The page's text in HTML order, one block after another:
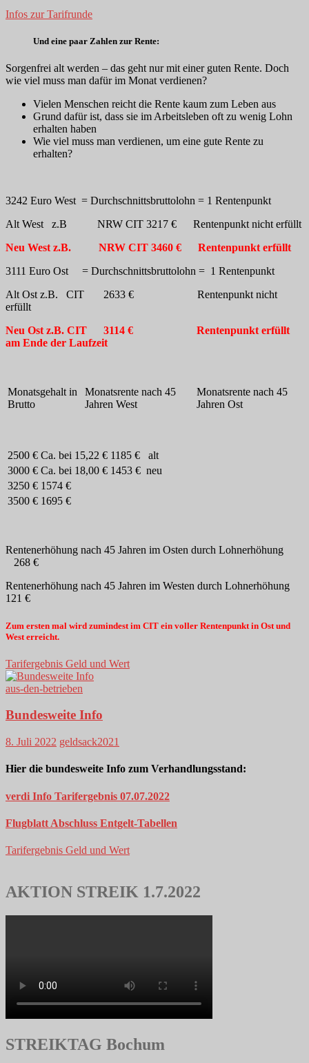
Infos zur Tarifrunde
Und eine paar Zahlen zur Rente:
Sorgenfrei alt werden – das geht nur mit einer guten Rente. Doch
wie viel muss man dafür im Monat verdienen?
Vielen Menschen reicht die Rente kaum zum Leben aus
Grund dafür ist, dass sie im Arbeitsleben oft zu wenig Lohn
erhalten haben
Wie viel muss man verdienen, um eine gute Rente zu
erhalten?
3242 Euro West = Durchschnittsbruttolohn = 1 Rentenpunkt
Alt West z.B NRW CIT 3217 € Rentenpunkt nicht erfüllt
Neu West z.B. NRW CIT 3460 € Rentenpunkt erfüllt
3111 Euro Ost = Durchschnittsbruttolohn = 1 Rentenpunkt
Alt Ost z.B. CIT 2633 € Rentenpunkt nicht
erfüllt
Neu Ost z.B. CIT 3114 € Rentenpunkt erfüllt
am Ende der Laufzeit
Monatsgehalt in
Brutto
Monatsrente nach 45
Jahren West
Monatsrente nach 45
Jahren Ost
2500 € Ca. bei 15,22 € 1185 € alt
3000 € Ca. bei 18,00 € 1453 € neu
3250 € 1574 €
3500 € 1695 €
Rentenerhöhung nach 45 Jahren im Osten durch Lohnerhöhung
268 €
Rentenerhöhung nach 45 Jahren im Westen durch Lohnerhöhung
121 €
Zum ersten mal wird zumindest im CIT ein voller Rentenpunkt in Ost und
West erreicht.
Tarifergebnis Geld und Wert
aus-den-betrieben
Bundesweite Info
8. Juli 2022 geldsack2021
Hier die bundesweite Info zum Verhandlungsstand:
verdi Info Tarifergebnis 07.07.2022
Flugblatt Abschluss Entgelt-Tabellen
Tarifergebnis Geld und Wert
AKTION STREIK 1.7.2022
STREIKTAG Bochum